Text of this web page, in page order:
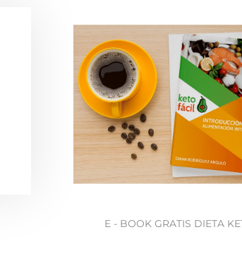
E - BOOK GRATIS DIETA